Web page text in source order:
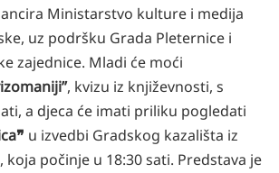
Ministarstvo kulture i medija
uz podršku Grada Pleternice i
zajednice. Mladi će moći
, kvizu iz književnosti, s
a djeca će imati priliku pogledati
u izvedbi Gradskog kazališta iz
koja počinje u 18:30 sati. Predstava je